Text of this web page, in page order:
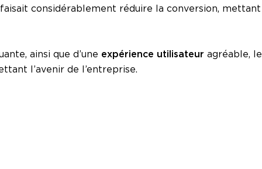
considérablement réduire la conversion,
ainsi que d’une expérience utilisateur agréable,
l’avenir de l’entreprise.